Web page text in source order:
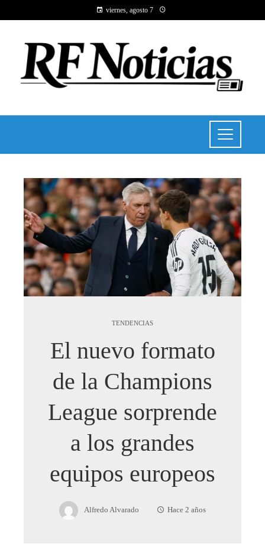
viernes, agosto 7
TENDENCIAS
El nuevo formato
de la Champions
League sorprende
a los grandes
equipos europeos
Alfredo Alvarado Hace 2 años